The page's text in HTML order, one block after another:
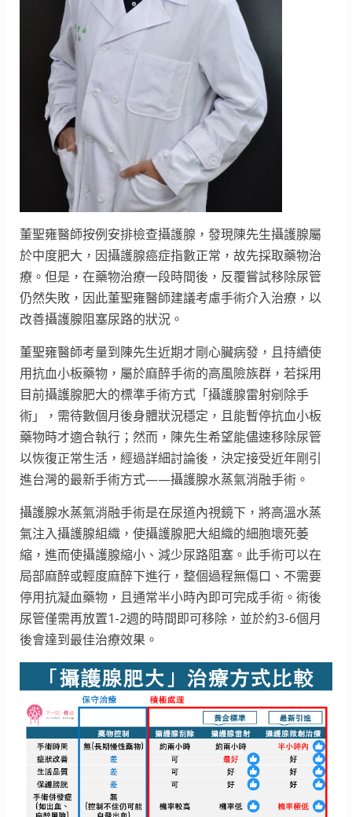
董聖雍醫師按例安排檢查攝護腺，發現陳先生攝護腺屬
於中度肥大，因攝護腺癌症指數正常，故先採取藥物治
療。但是，在藥物治療一段時間後，反覆嘗試移除尿管
仍然失敗，因此董聖雍醫師建議考慮手術介入治療，以
改善攝護腺阻塞尿路的狀況。
董聖雍醫師考量到陳先生近期才剛心臟病發，且持續使
用抗血小板藥物，屬於麻醉手術的高風險族群，若採用
目前攝護腺肥大的標準手術方式「攝護腺雷射剜除手
術」，需待數個月後身體狀況穩定，且能暫停抗血小板
藥物時才適合執行；然而，陳先生希望能儘速移除尿管
以恢復正常生活，經過詳細討論後，決定接受近年剛引
進台灣的最新手術方式——攝護腺水蒸氣消融手術。
攝護腺水蒸氣消融手術是在尿道內視鏡下，將高溫水蒸
氣注入攝護腺組織，使攝護腺肥大組織的細胞壞死萎
縮，進而使攝護腺縮小、減少尿路阻塞。此手術可以在
局部麻醉或輕度麻醉下進行，整個過程無傷口、不需要
停用抗凝血藥物，且通常半小時內即可完成手術。術後
尿管僅需再放置1-2週的時間即可移除，並於約3-6個月
後會達到最佳治療效果。